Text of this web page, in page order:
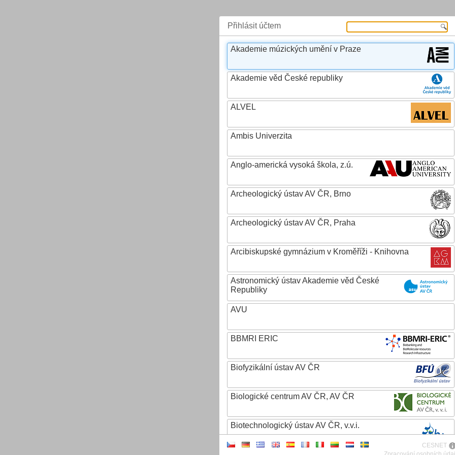
Přihlásit účtem
Akademie múzických umění v Praze
Akademie věd České republiky
ALVEL
Ambis Univerzita
Anglo-americká vysoká škola, z.ú.
Archeologický ústav AV ČR, Brno
Archeologický ústav AV ČR, Praha
Arcibiskupské gymnázium v Kroměříži - Knihovna
Astronomický ústav Akademie věd České
Republiky
AVU
BBMRI ERIC
Biofyzikální ústav AV ČR
Biologické centrum AV ČR, AV ČR
Biotechnologický ústav AV ČR, v.v.i.
CESNET